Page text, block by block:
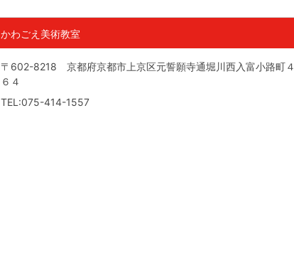
かわごえ美術教室
〒602-8218 京都府京都市上京区元誓願寺通堀川西入富小路町４
６４
TEL:075-414-1557